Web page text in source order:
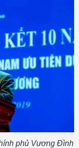
phủ Vương Đình